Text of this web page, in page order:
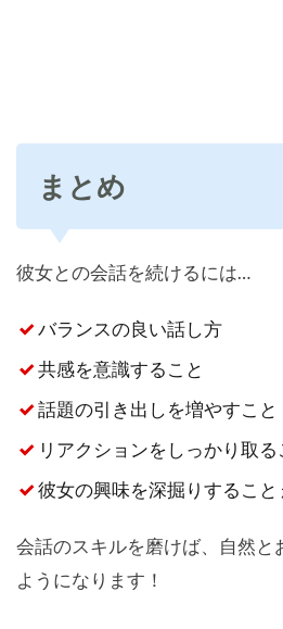
まとめ
彼女との会話を続けるには…
バランスの良い話し方
共感を意識すること
話題の引き出しを増やすこと
リアクションをしっかり取る
彼女の興味を深掘りすること
会話のスキルを磨けば、自然と
ようになります！